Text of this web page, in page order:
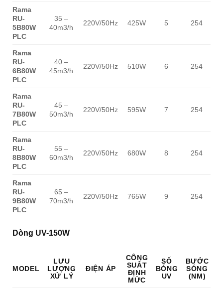
Rama
RU-
5B80W
PLC
35 –
40m3/h
220V/50Hz 425W 5 254
Rama
RU-
6B80W
PLC
40 –
45m3/h
220V/50Hz 510W 6 254
Rama
RU-
7B80W
PLC
45 –
50m3/h
220V/50Hz 595W 7 254
Rama
RU-
8B80W
PLC
55 –
60m3/h
220V/50Hz 680W 8 254
Rama
RU-
9B80W
PLC
65 –
70m3/h
220V/50Hz 765W 9 254
Dòng UV-150W
MODEL
LƯU
LƯỢNG
XỬ LÝ
ĐIỆN ÁP
CÔNG
SUẤT
ĐỊNH
MỨC
SỐ
BÓNG
UV
BƯỚC
SÓNG
(NM)